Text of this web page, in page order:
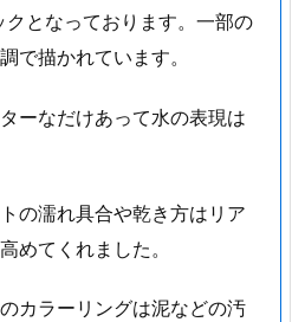
となっております。一部の
で描かれています。
ーなだけあって水の表現は
の濡れ具合や乾き方はリア
めてくれました。
カラーリングは泥などの汚